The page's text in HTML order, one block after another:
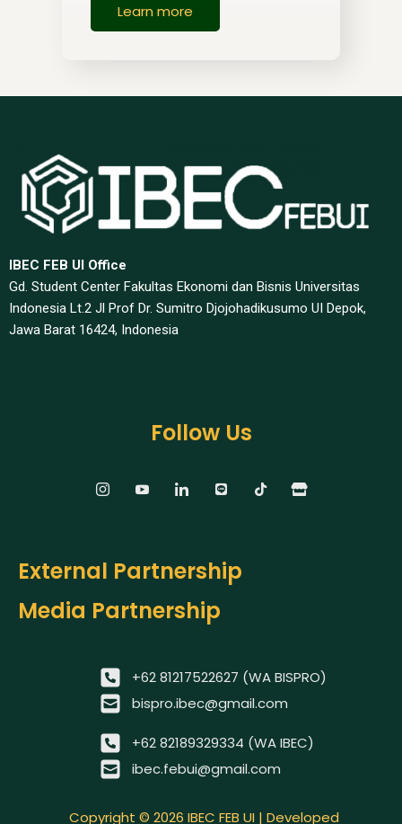
Learn more
IBEC FEB UI Office
Gd. Student Center Fakultas Ekonomi dan Bisnis Universitas
Indonesia Lt.2 Jl Prof Dr. Sumitro Djojohadikusumo UI Depok,
Jawa Barat 16424, Indonesia​
Follow Us
External Partnership
Media Partnership
+62 81217522627 (WA BISPRO)
bispro.ibec@gmail.com
+62 82189329334 (WA IBEC)
ibec.febui@gmail.com
Copyright © 2026 IBEC FEB UI | Developed